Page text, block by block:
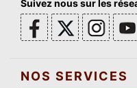
Suivez nous sur les
NOS SERVICES